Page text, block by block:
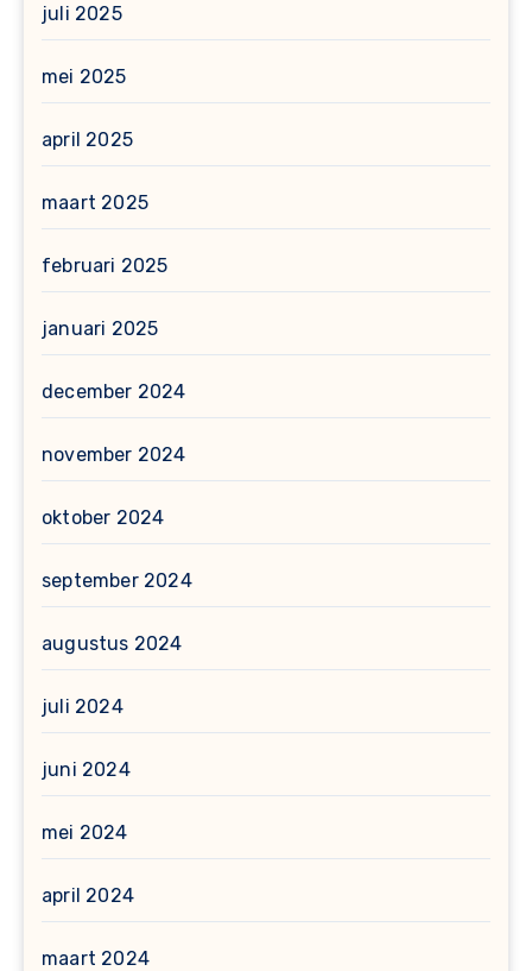
juli 2025
mei 2025
april 2025
maart 2025
februari 2025
januari 2025
december 2024
november 2024
oktober 2024
september 2024
augustus 2024
juli 2024
juni 2024
mei 2024
april 2024
maart 2024